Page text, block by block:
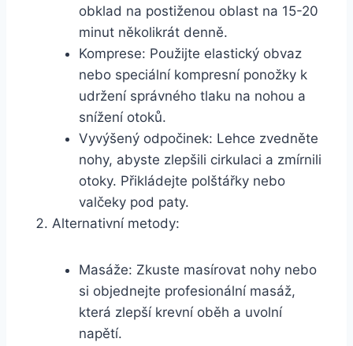
obklad na postiženou oblast na 15-20
minut několikrát denně.
Komprese: Použijte elastický obvaz
nebo speciální kompresní ponožky k
udržení správného tlaku na nohou a
snížení otoků.
Vyvýšený odpočinek: Lehce zvedněte
nohy, abyste zlepšili cirkulaci a zmírnili
otoky. Přikládejte polštářky nebo
valčeky pod paty.
Alternativní metody:
Masáže: Zkuste masírovat nohy nebo
si objednejte profesionální masáž,
která zlepší krevní oběh a uvolní
napětí.